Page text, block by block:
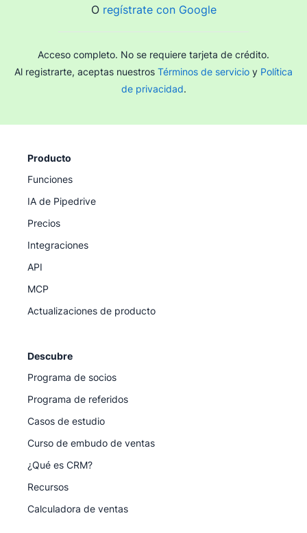
O regístrate con Google
Acceso completo. No se requiere tarjeta de crédito.
Al registrarte, aceptas nuestros Términos de servicio y Política
de privacidad.
Producto
Funciones
IA de Pipedrive
Precios
Integraciones
API
MCP
Actualizaciones de producto
Descubre
Programa de socios
Programa de referidos
Casos de estudio
Curso de embudo de ventas
¿Qué es CRM?
Recursos
Calculadora de ventas